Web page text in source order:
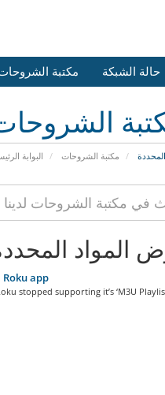
مكتبة حالة الشبكة
البوابة مكتبة الشروحات
Roku app
stopped supporting it’s ‘M3U